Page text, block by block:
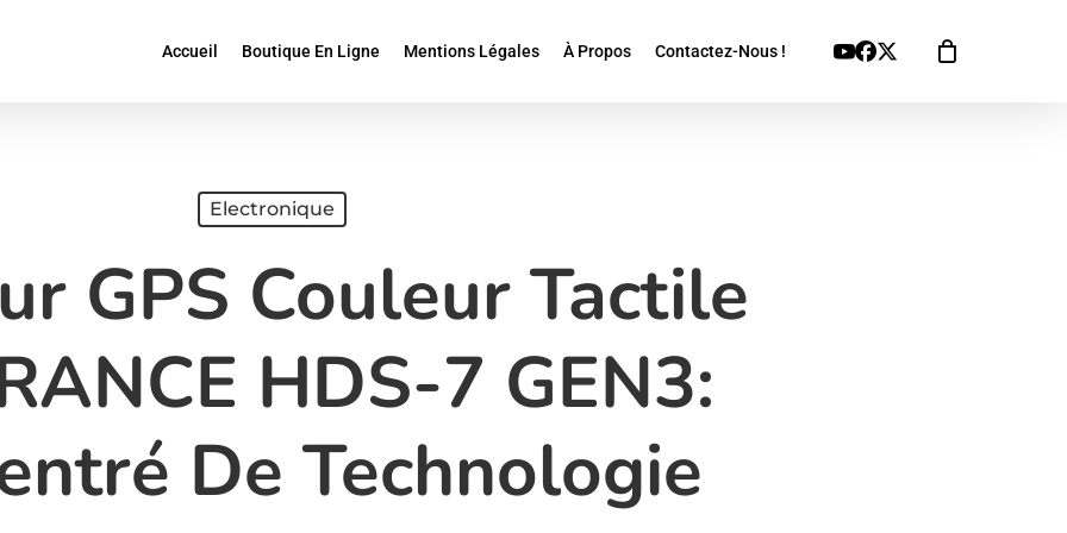
Accueil Boutique En Ligne Mentions Légales À Propos Contactez-Nous ! Youtube
Facebook
X
Twitter
Electronique
GPS Couleur Tactile
HDS-7 GEN3:
De Technologie